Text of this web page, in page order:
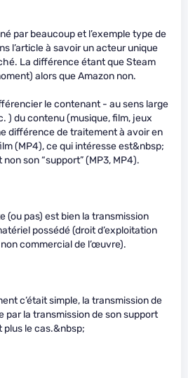
par beaucoup et l’exemple type de
l’article à savoir un acteur unique
La différence étant que Steam
alors que Amazon non.
le contenant - au sens large
) du contenu (musique, film, jeux
différence de traitement à avoir en
(MP4), ce qui intéresse est&nbsp;
son “support” (MP3, MP4).
(ou pas) est bien la transmission
possédé (droit d’exploitation
commercial de l’œuvre).
c’était simple, la transmission de
par la transmission de son support
plus le cas.&nbsp;